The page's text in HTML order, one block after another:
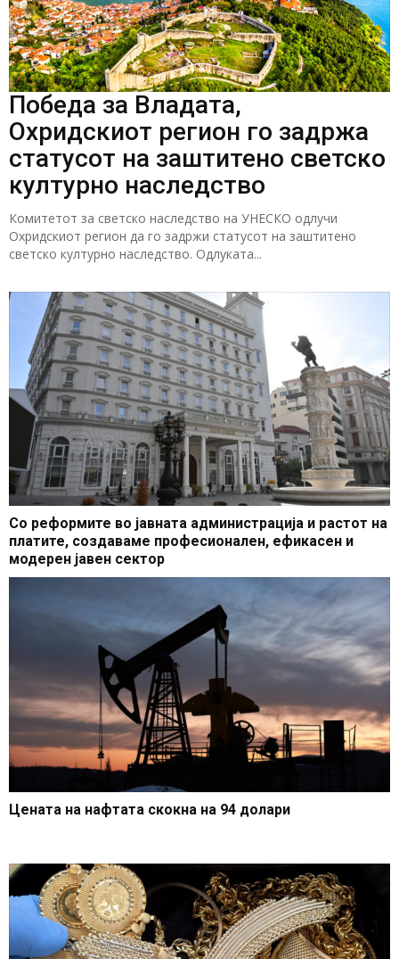
Победа за Владата,
Охридскиот регион го задржа
статусот на заштитено светско
културно наследство
Комитетот за светско наследство на УНЕСКО одлучи
Охридскиот регион да го задржи статусот на заштитено
светско културно наследство. Одлуката...
Со реформите во јавната администрација и растот на
платите, создаваме професионален, ефикасен и
модерен јавен сектор
Цената на нафтата скокна на 94 долари